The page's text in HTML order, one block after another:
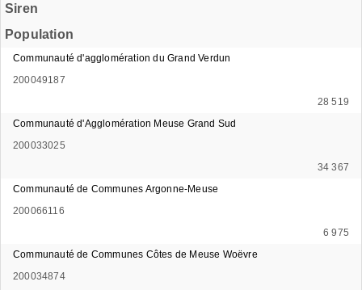
Siren
Population
Communauté d'agglomération du Grand Verdun
200049187
28 519
Communauté d'Agglomération Meuse Grand Sud
200033025
34 367
Communauté de Communes Argonne-Meuse
200066116
6 975
Communauté de Communes Côtes de Meuse Woëvre
200034874